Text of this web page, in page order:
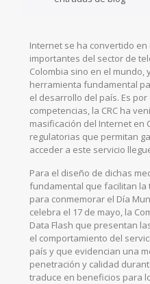
Internet se ha convertido
importantes del sector de
Colombia sino en el mundo,
herramienta fundamental
el desarrollo del país. Es
competencias, la CRC ha
masificación del Internet en
regulatorias que permitan
acceder a este servicio
Para el diseño de dichas
fundamental que facilitan la
para conmemorar el Día
celebra el 17 de mayo, la
Data Flash que presentan
el comportamiento del
país y que evidencian una
penetración y calidad
traduce en beneficios para